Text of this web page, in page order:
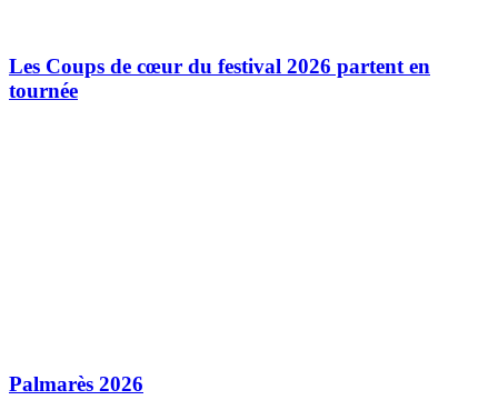
Les Coups de cœur du festival 2026 partent en
tournée
Palmarès 2026